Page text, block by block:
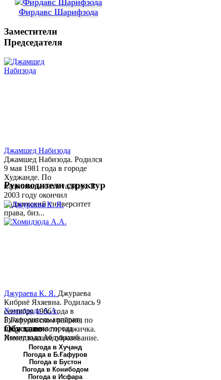
Фирдавс Шарифзода
Заместители
Председателя
Джамшед Набизода
Джамшед Набизода. Родился
9 мая 1981 года в городе
Худжанде. По
национальности таджик. В
2003 году окончил
Таджикский университет
права, биз...
Хомидзода А.А.
Руководитель аппарата
председателя города
Хомидзода Абдувахоб
Абдумаджид родился 8
июня 1978 года в городе
Худжанде. По
национальности...
Руководители структур
Джураева К. Я. Джураева
Кибриё Яхяевна. Родилась 9
сентября 1966 года в
Б.Гафуровском районе, по
национальности таджичка.
Имеет высшее образование.
В 1997 ...
Обу хаво
Погода в Хуҷанд
Погода в Б.Ғафуров
Погода в Бустон
Погода в Конибодом
Погода в Исфара